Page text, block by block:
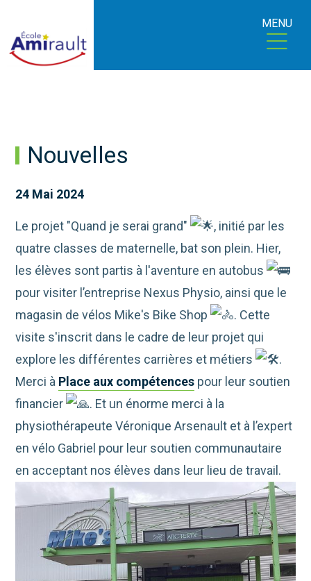
MENU
Nouvelles
24 Mai 2024
Le projet "Quand je serai grand"
, initié par les
quatre classes de maternelle, bat son plein. Hier,
les élèves sont partis à l'aventure en autobus
pour visiter l’entreprise Nexus Physio, ainsi que le
magasin de vélos Mike's Bike Shop
. Cette
visite s'inscrit dans le cadre de leur projet qui
explore les différentes carrières et métiers
.
Merci à Place aux compétences pour leur soutien
financier
. Et un énorme merci à la
physiothérapeute Véronique Arsenault et à l’expert
en vélo Gabriel pour leur soutien communautaire
en acceptant nos élèves dans leur lieu de travail.